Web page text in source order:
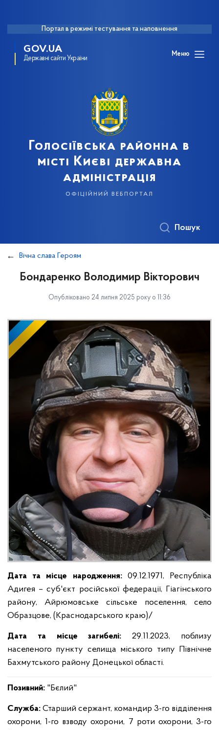
Портал в режимі тестування та наповнення
GOV.UA
Державні сайти України
Меню
Голосіївська районна в
місті Києві державна
адміністрація
офіційний вебпортал
Пошук
Вічна слава Героям
Бондаренко Володимир Вікторович
Опубліковано 24 липня 2025 року о 11:36
Дата та місце народження: 09.12.1971, Республіка
Адигея – суб'єкт російської федерації, Гіагінського
району, Айрюмовське сільське поселення, село
Образцове, (Краснодарського краю)/
Дата та місце загибелі: 29.11.2023, поблизу
населеного пункту селища міського типу Північне
Бахмутського району Донецької області.
Позивний: "Бєлий"
Служба: Старший сержант, командир 3-го відділення
охорони, 1-го взводу охорони, 7 роти охорони, 3-го